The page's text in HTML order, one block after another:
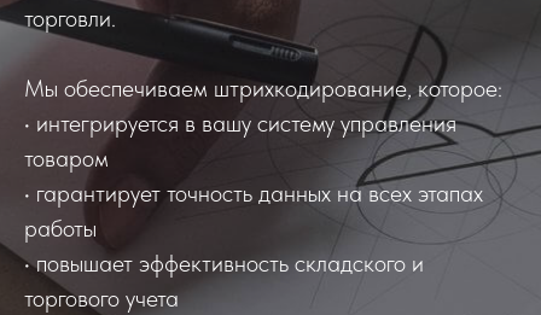
торговли.
Мы обеспечиваем штрихкодирование, которое:
• интегрируется в вашу систему управления
товаром
• гарантирует точность данных на всех этапах
работы
• повышает эффективность складского и
торгового учета